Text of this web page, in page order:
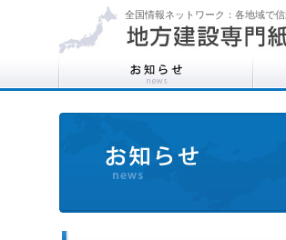
全国情報ネットワーク：各地域で